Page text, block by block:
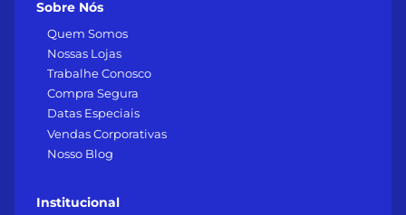
Sobre Nós
Quem Somos
Nossas Lojas
Trabalhe Conosco
Compra Segura
Datas Especiais
Vendas Corporativas
Nosso Blog
Institucional